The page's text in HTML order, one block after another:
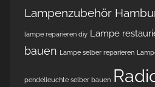
Lampenzubehör
lampe reparieren diy Lampe
bauen Lampe selber reparieren
pendelleuchte selber bauen